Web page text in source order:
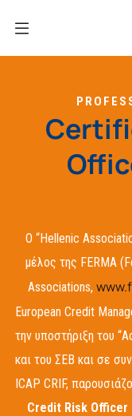
O “Hellenic
μέλος της FERMA
Associations,
European Credit
την υποστήριξη του
και του ΣΕΒ και σε
ICAP CRIF,
Credit Risk Officer